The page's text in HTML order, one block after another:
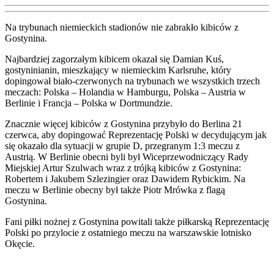
Na trybunach niemieckich stadionów nie zabrakło kibiców z
Gostynina.
Najbardziej zagorzałym kibicem okazał się Damian Kuś,
gostyninianin, mieszkający w niemieckim Karlsruhe, który
dopingował biało-czerwonych na trybunach we wszystkich trzech
meczach: Polska – Holandia w Hamburgu, Polska – Austria w
Berlinie i Francja – Polska w Dortmundzie.
Znacznie więcej kibiców z Gostynina przybyło do Berlina 21
czerwca, aby dopingować Reprezentację Polski w decydującym jak
się okazało dla sytuacji w grupie D, przegranym 1:3 meczu z
Austrią. W Berlinie obecni byli był Wiceprzewodniczący Rady
Miejskiej Artur Szulwach wraz z trójką kibiców z Gostynina:
Robertem i Jakubem Szlezingier oraz Dawidem Rybickim. Na
meczu w Berlinie obecny był także Piotr Mrówka z flagą
Gostynina.
Fani piłki nożnej z Gostynina powitali także piłkarską Reprezentację
Polski po przylocie z ostatniego meczu na warszawskie lotnisko
Okęcie.